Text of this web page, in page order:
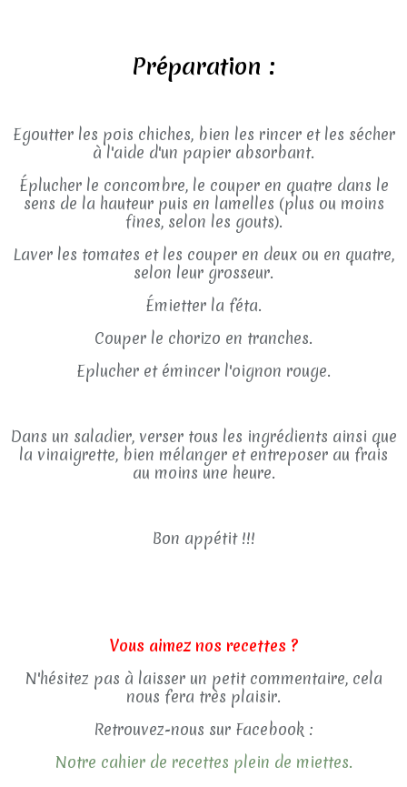
Préparation :
Egoutter les pois chiches, bien les rincer et les sécher
à l'aide d'un papier absorbant.
Éplucher le concombre, le couper en quatre dans le
sens de la hauteur puis en lamelles (plus ou moins
fines, selon les gouts).
Laver les tomates et les couper en deux ou en quatre,
selon leur grosseur.
Émietter la féta.
Couper le chorizo en tranches.
Eplucher et émincer l'oignon rouge.
Dans un saladier, verser tous les ingrédients ainsi que
la vinaigrette, bien mélanger et entreposer au frais
au moins une heure.
Bon appétit !!!
Vous aimez nos recettes ?
N'hésitez pas à laisser un petit commentaire, cela
nous fera très plaisir.
Retrouvez-nous sur Facebook :
Notre cahier de recettes plein de miettes.